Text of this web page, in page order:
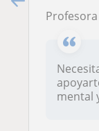
Profesora titulada en en
mental